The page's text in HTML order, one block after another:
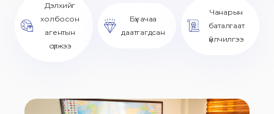
Дэлхийг
холбосон
агентын
сүлжээ
Бүх ачаа
даатгагдсан
Чанарын
баталгаат
үйлчилгээ